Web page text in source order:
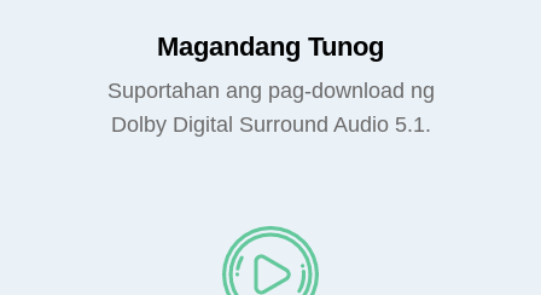
Magandang Tunog
Suportahan ang pag-download ng
Dolby Digital Surround Audio 5.1.